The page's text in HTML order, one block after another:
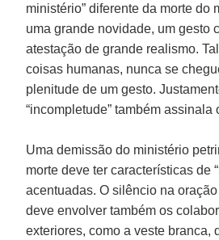
ministério” diferente da morte do
uma grande novidade, um gesto
atestação de grande realismo.
coisas humanas, nunca se
plenitude de um gesto.
“incompletude” também assinala
Uma demissão do ministério
morte deve ter características de
acentuadas. O silêncio na
deve envolver também os
exteriores, como a veste branca,